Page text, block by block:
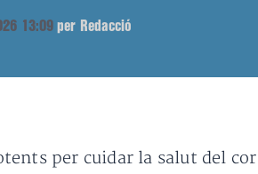
13:09 per Redacció
per cuidar la salut del